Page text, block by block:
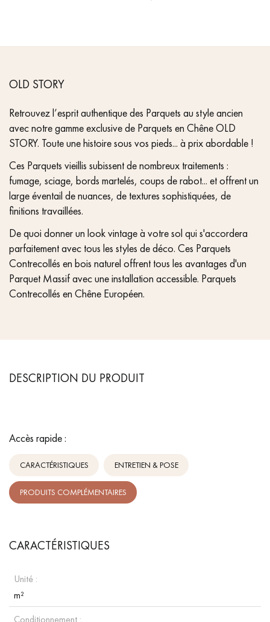
OLD STORY
Retrouvez l’esprit authentique des Parquets au style ancien
avec notre gamme exclusive de Parquets en Chêne OLD
STORY. Toute une histoire sous vos pieds... à prix abordable !
Ces Parquets vieillis subissent de nombreux traitements :
fumage, sciage, bords martelés, coups de rabot... et offrent un
large éventail de nuances, de textures sophistiquées, de
finitions travaillées.
De quoi donner un look vintage à votre sol qui s'accordera
parfaitement avec tous les styles de déco. Ces Parquets
Contrecollés en bois naturel offrent tous les avantages d'un
Parquet Massif avec une installation accessible. Parquets
Contrecollés en Chêne Européen.
DESCRIPTION DU PRODUIT
Accès rapide :
CARACTÉRISTIQUES ENTRETIEN & POSE
PRODUITS COMPLÉMENTAIRES
CARACTÉRISTIQUES
Unité :
m²
Conditionnement :